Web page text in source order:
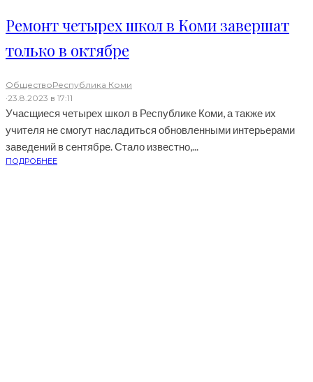
Ремонт четырех школ в Коми завершат
только в октябре
ОбществоРеспублика Коми
·23.8.2023 в 17:11
Учасщиеся четырех школ в Республике Коми, а также их
учителя не смогут насладиться обновленными интерьерами
заведений в сентябре. Стало известно,...
ПОДРОБНЕЕ